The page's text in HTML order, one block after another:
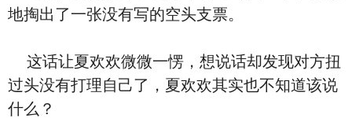
地掏出了一张没有写的空头支票。
这话让夏欢欢微微一愣，想说话却发现对方扭
过头没有打理自己了，夏欢欢其实也不知道该说
什么？